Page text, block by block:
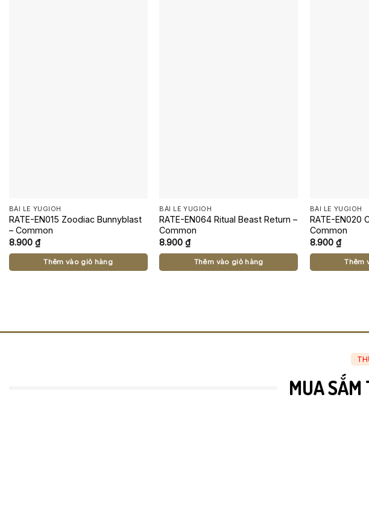
BÀI LẺ YUGIOH
RATE-EN015 Zoodiac Bunnyblast
– Common
8.900 ₫
Thêm vào giỏ hàng
BÀI LẺ YUGIOH
RATE-EN064 Ritual Beast Return –
Common
8.900₫
Thêm vào giỏ hàng
BÀI LẺ YUGIOH
RATE-EN020
Common
8.900 ₫
Thêm
MUA SẮM